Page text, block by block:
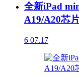
全新iPad
A19/A20芯
6 07.17